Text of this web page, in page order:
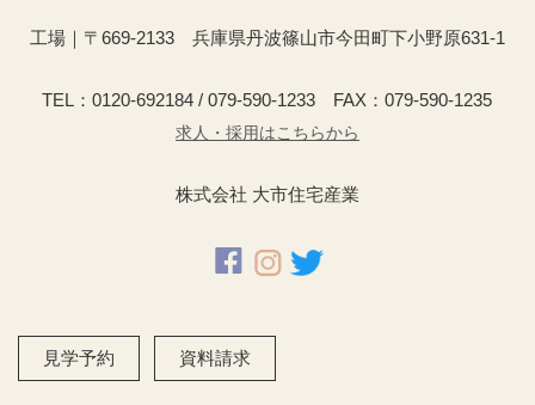
工場｜〒669-2133 兵庫県丹波篠山市今田町下小野原631-1
TEL：0120-692184 / 079-590-1233 FAX：079-590-1235
求人・採用はこちらから
株式会社 大市住宅産業
見学予約 資料請求